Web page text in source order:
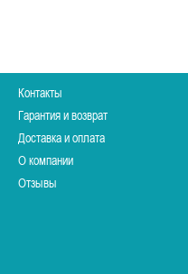
Контакты
Гарантия и возврат
Доставка и оплата
О компании
Отзывы